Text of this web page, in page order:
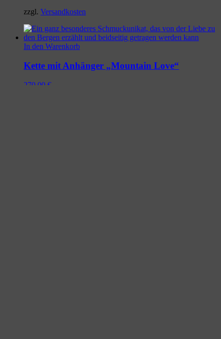
zzgl. Versandkosten
In den Warenkorb
Kette mit Anhänger „Mountain Love“
270,00 €